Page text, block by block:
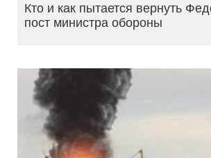
Кто и как пытается вернуть
пост министра обороны